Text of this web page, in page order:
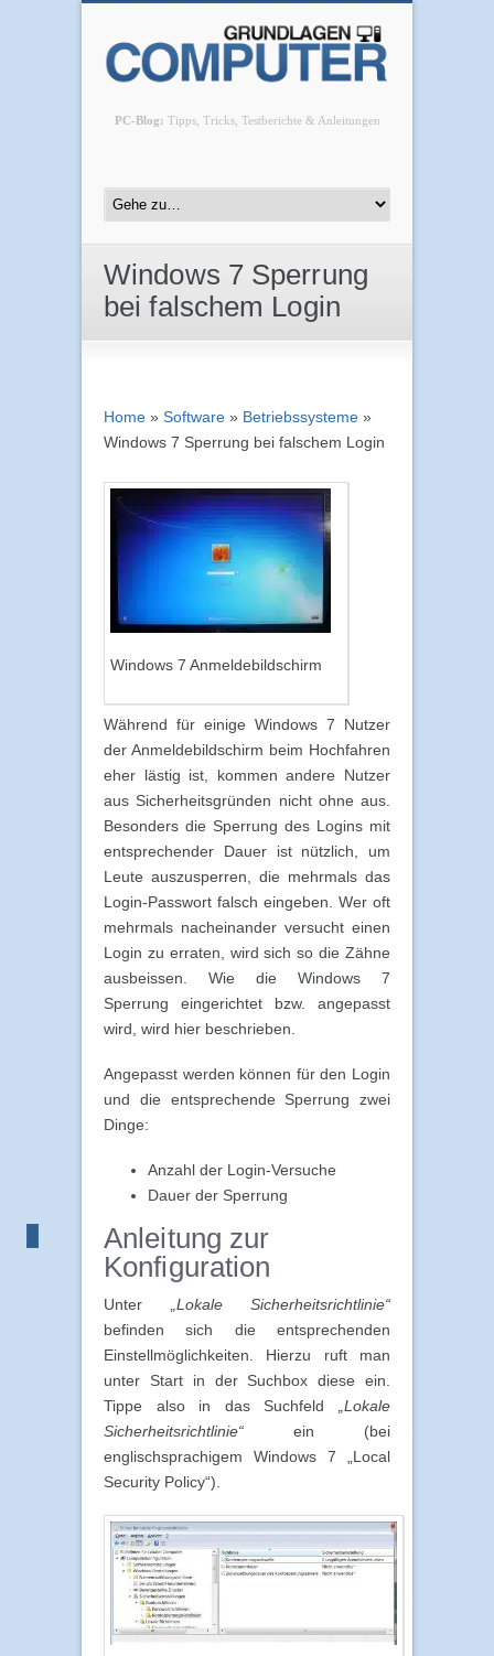
PC-Blog: Tipps, Tricks, Testberichte & Anleitungen
Windows 7 Sperrung
bei falschem Login
Home » Software » Betriebssysteme »
Windows 7 Sperrung bei falschem Login
Windows 7 Anmeldebildschirm
Während für einige Windows 7 Nutzer
der Anmeldebildschirm beim Hochfahren
eher lästig ist, kommen andere Nutzer
aus Sicherheitsgründen nicht ohne aus.
Besonders die Sperrung des Logins mit
entsprechender Dauer ist nützlich, um
Leute auszusperren, die mehrmals das
Login-Passwort falsch eingeben. Wer oft
mehrmals nacheinander versucht einen
Login zu erraten, wird sich so die Zähne
ausbeissen. Wie die Windows 7
Sperrung eingerichtet bzw. angepasst
wird, wird hier beschrieben.
Angepasst werden können für den Login
und die entsprechende Sperrung zwei
Dinge:
Anzahl der Login-Versuche
Dauer der Sperrung
Anleitung zur
Konfiguration
Unter
„Lokale Sicherheitsrichtlinie“
befinden sich die entsprechenden
Einstellmöglichkeiten. Hierzu ruft man
unter Start in der Suchbox diese ein.
Tippe also in das Suchfeld
„Lokale
Sicherheitsrichtlinie“ ein (bei
englischsprachigem Windows 7 „Local
Security Policy“).